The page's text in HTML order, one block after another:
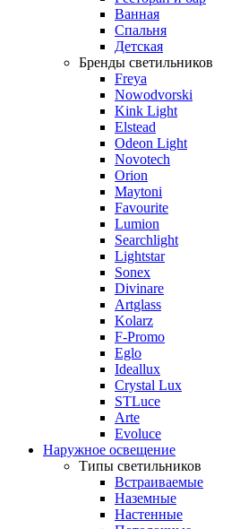
Ванная
Спальня
Детская
Бренды светильников
Freya
Nowodvorski
Kink Light
Elstead
Odeon Light
Novotech
Orion
Maytoni
Favourite
Lumion
Searchlight
Lightstar
Sonex
Divinare
Artglass
Kolarz
F-Promo
Eglo
Ideallux
Crystal Lux
STLuce
Arte
Evoluce
Наружное освещение
Типы светильников
Встраиваемые
Наземные
Настенные